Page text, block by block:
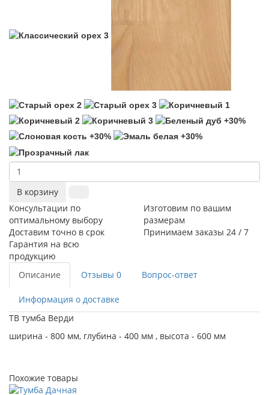
В корзину
Консультации по
оптимальному выбору
Изготовим по вашим
размерам
Доставим точно в срок
Принимаем заказы 24 / 7
Гарантия на всю
продукцию
Описание
Отзывы 0 Вопрос-ответ
Информация о доставке
ТВ тумба Верди
ширина - 800 мм, глубина - 400 мм , высота - 600 мм
Похожие товары